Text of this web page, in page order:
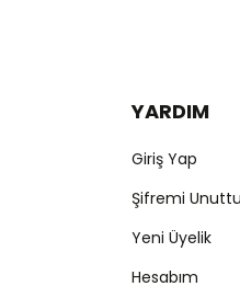
YARDIM
Giriş Yap
Şifremi
Yeni Üyelik
Hesabım